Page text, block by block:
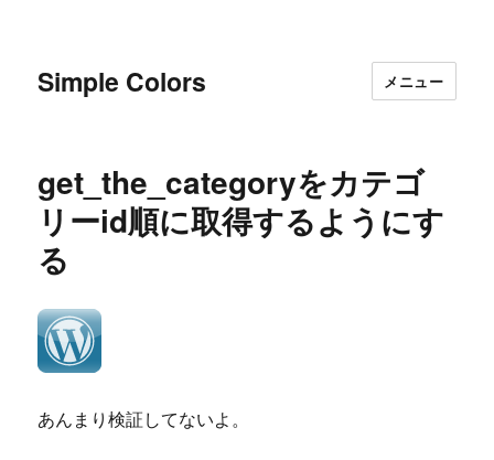
Simple Colors メニュー
get_the_categoryをカテゴ
リーid順に取得するようにす
る
あんまり検証してないよ。